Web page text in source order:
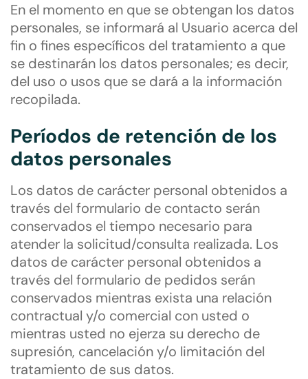
En el momento en que se obtengan los datos
personales, se informará al Usuario acerca del
fin o fines específicos del tratamiento a que
se destinarán los datos personales; es decir,
del uso o usos que se dará a la información
recopilada.
Períodos de retención de los
datos personales
Los datos de carácter personal obtenidos a
través del formulario de contacto serán
conservados el tiempo necesario para
atender la solicitud/consulta realizada. Los
datos de carácter personal obtenidos a
través del formulario de pedidos serán
conservados mientras exista una relación
contractual y/o comercial con usted o
mientras usted no ejerza su derecho de
supresión, cancelación y/o limitación del
tratamiento de sus datos.